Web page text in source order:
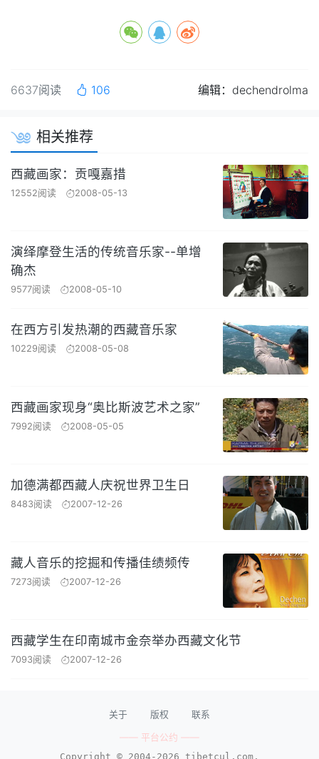
6637阅读 106 编辑：dechendrolma
相关推荐
西藏画家：贡嘎嘉措
12552阅读 2008-05-13
演绎摩登生活的传统音乐家--单增
确杰
9577阅读 2008-05-10
在西方引发热潮的西藏音乐家
10229阅读 2008-05-08
西藏画家现身“奥比斯波艺术之家”
7992阅读 2008-05-05
加德满都西藏人庆祝世界卫生日
8483阅读 2007-12-26
藏人音乐的挖掘和传播佳绩频传
7273阅读 2007-12-26
西藏学生在印南城市金奈举办西藏文化节
7093阅读 2007-12-26
关于 版权 联系
—— 平台公约 ——
Copyright © 2004-2026 tibetcul.com.